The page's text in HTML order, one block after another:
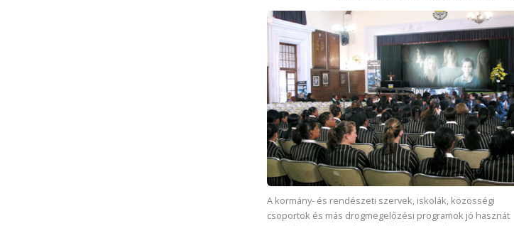
A kormány- és rendészeti szervek, iskolák, közösségi
csoportok és más drogmegelőzési programok jó hasznát